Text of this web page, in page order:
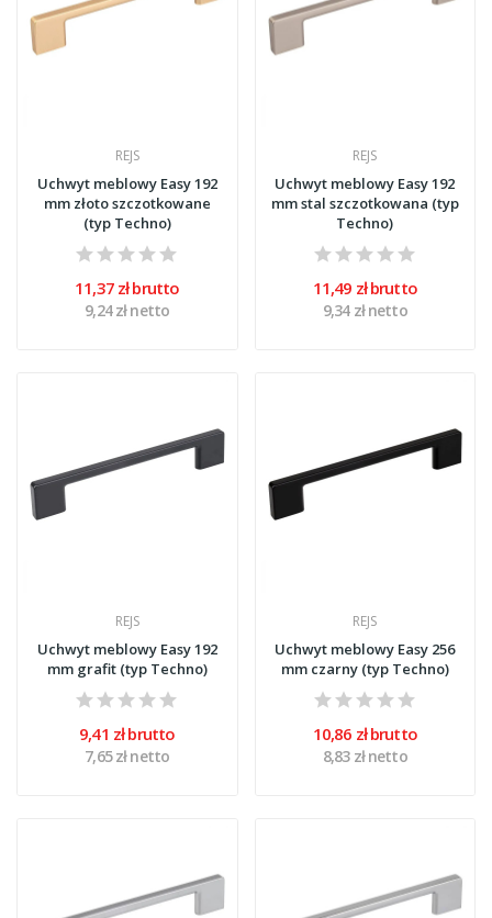
REJS
Uchwyt meblowy Easy 192
mm złoto szczotkowane
(typ Techno)
11,37 zł brutto
9,24 zł netto
REJS
Uchwyt meblowy Easy 192
mm stal szczotkowana (typ
Techno)
11,49 zł brutto
9,34 zł netto
REJS
Uchwyt meblowy Easy 192
mm grafit (typ Techno)
9,41 zł brutto
7,65 zł netto
REJS
Uchwyt meblowy Easy 256
mm czarny (typ Techno)
10,86 zł brutto
8,83 zł netto